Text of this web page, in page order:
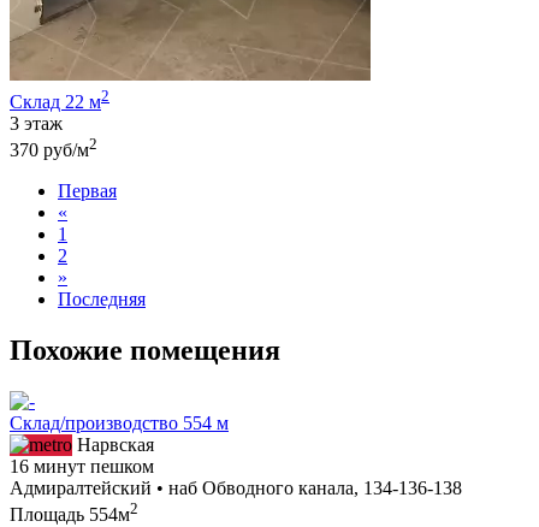
Склад 22 м2
3 этаж
370 руб/м2
Первая
«
1
2
»
Последняя
Похожие помещения
Склад/производство 554 м
Нарвская
16 минут пешком
Адмиралтейский • наб Обводного канала, 134-136-138
Площадь 554м2